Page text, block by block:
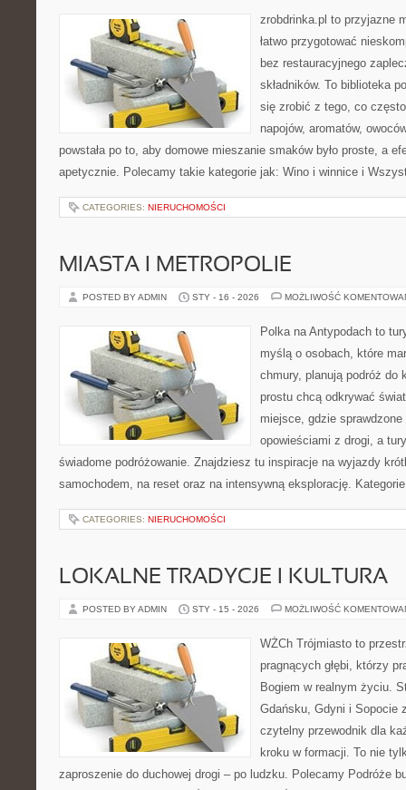
zrobdrinka.pl to przyjazne
łatwo przygotować
bez restauracyjnego
składników. To biblioteka
się zrobić z tego, co
napojów, aromatów,
powstała po to, aby domowe mieszanie smaków było proste, a
apetycznie. Polecamy takie kategorie jak: Wino i winnice i
CATEGORIES: NIERUCHOMOŚCI
MIASTA I METROPOLIE
POSTED BY ADMIN STY - 16 - 2026 MOŻLIWOŚĆ
Polka na Antypodach to
myślą o osobach, które
chmury, planują podróż do
prostu chcą odkrywać
miejsce, gdzie
opowieściami z drogi, a
świadome podróżowanie. Znajdziesz tu inspiracje na wyjazdy
samochodem, na reset oraz na intensywną eksplorację.
CATEGORIES: NIERUCHOMOŚCI
LOKALNE TRADYCJE I KULTURA
POSTED BY ADMIN STY - 15 - 2026 MOŻLIWOŚĆ
WŻCh Trójmiasto to
pragnących głębi, którzy
Bogiem w realnym życiu.
Gdańsku, Gdyni i Sopocie
czytelny przewodnik dla
kroku w formacji. To nie
zaproszenie do duchowej drogi – po ludzku. Polecamy Podróże